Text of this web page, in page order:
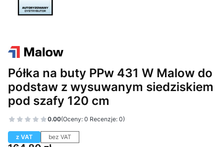
Półka na buty PPw 431 W Malow do
podstaw z wysuwanym siedziskiem
pod szafy 120 cm
0.00(Oceny: 0 Recenzje: 0)
z VAT bez VAT